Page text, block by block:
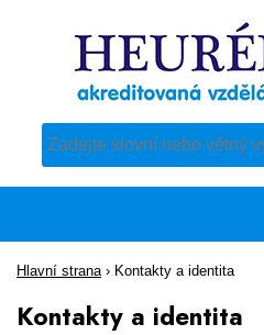
Pro vyhledávání obsahu webu
Hlavní strana › Kontakty a identita
Kontakty a identita